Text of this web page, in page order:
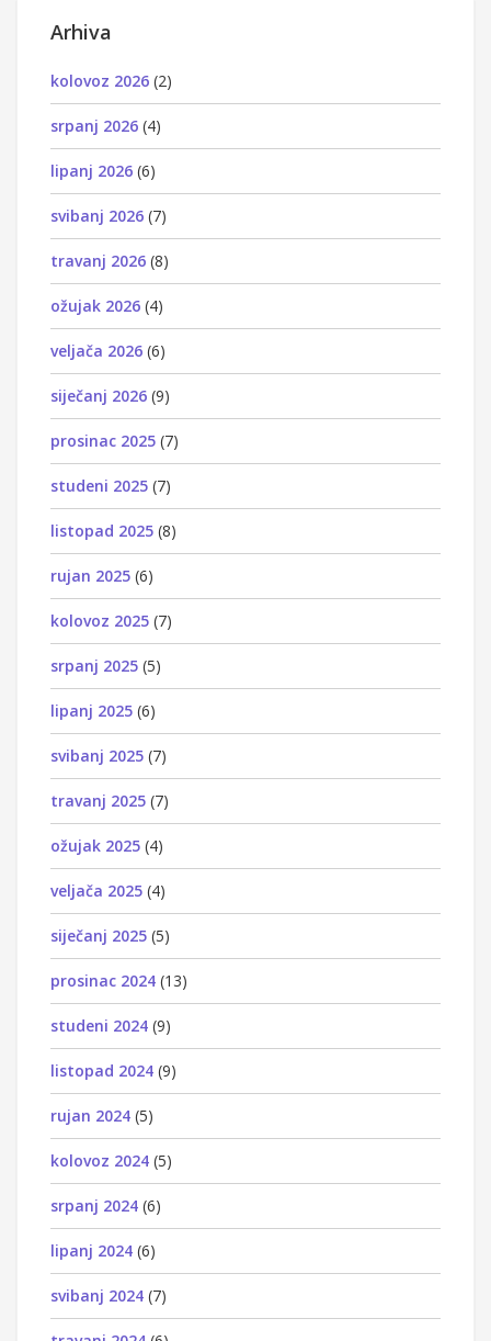
Arhiva
kolovoz 2026 (2)
srpanj 2026 (4)
lipanj 2026 (6)
svibanj 2026 (7)
travanj 2026 (8)
ožujak 2026 (4)
veljača 2026 (6)
siječanj 2026 (9)
prosinac 2025 (7)
studeni 2025 (7)
listopad 2025 (8)
rujan 2025 (6)
kolovoz 2025 (7)
srpanj 2025 (5)
lipanj 2025 (6)
svibanj 2025 (7)
travanj 2025 (7)
ožujak 2025 (4)
veljača 2025 (4)
siječanj 2025 (5)
prosinac 2024 (13)
studeni 2024 (9)
listopad 2024 (9)
rujan 2024 (5)
kolovoz 2024 (5)
srpanj 2024 (6)
lipanj 2024 (6)
svibanj 2024 (7)